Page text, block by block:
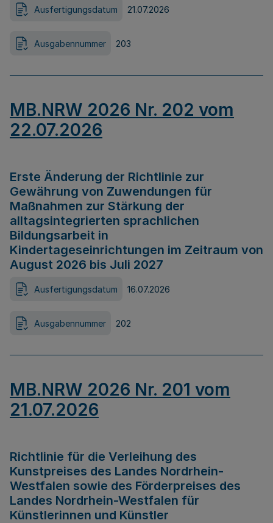
Ausfertigungsdatum 21.07.2026
Ausgabennummer 203
MB.NRW 2026 Nr. 202 vom
22.07.2026
Erste Änderung der Richtlinie zur
Gewährung von Zuwendungen für
Maßnahmen zur Stärkung der
alltagsintegrierten sprachlichen
Bildungsarbeit in
Kindertageseinrichtungen im Zeitraum von
August 2026 bis Juli 2027
Ausfertigungsdatum 16.07.2026
Ausgabennummer 202
MB.NRW 2026 Nr. 201 vom
21.07.2026
Richtlinie für die Verleihung des
Kunstpreises des Landes Nordrhein-
Westfalen sowie des Förderpreises des
Landes Nordrhein-Westfalen für
Künstlerinnen und Künstler